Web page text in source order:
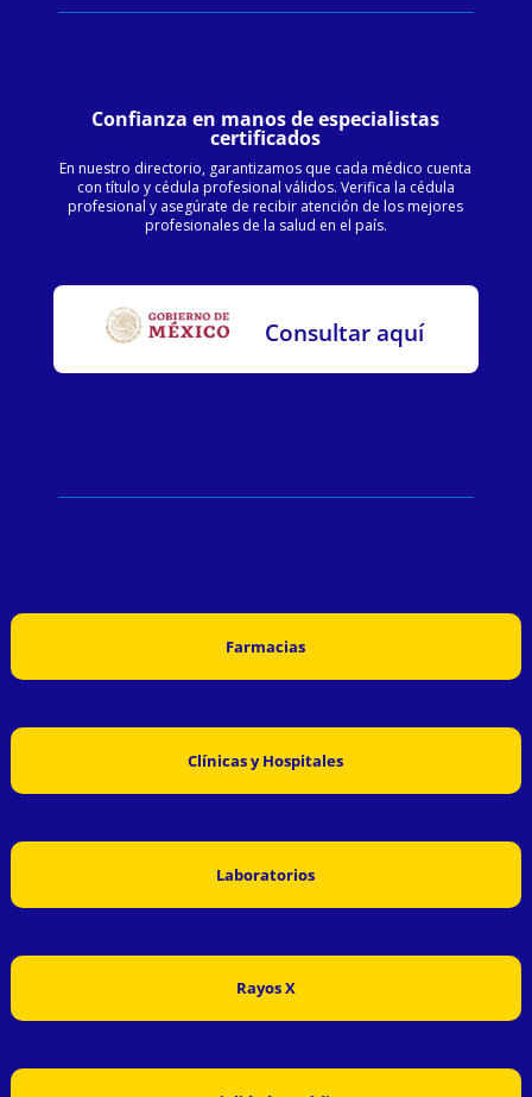
Confianza en manos de especialistas
certificados
En nuestro directorio, garantizamos que cada médico cuenta
con título y cédula profesional válidos. Verifica la cédula
profesional y asegúrate de recibir atención de los mejores
profesionales de la salud en el país.
Consultar aquí
Farmacias
Clínicas y Hospitales
Laboratorios
Rayos X